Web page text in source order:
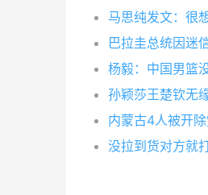
马思纯发文：很
巴拉圭总统因迷
杨毅：中国男篮
孙颖莎王楚钦无
内蒙古4人被开
没拉到货对方就